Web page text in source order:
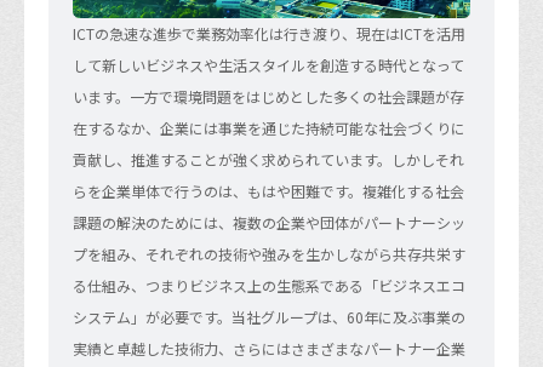
ICTの急速な進歩で業務効率化は行き渡り、現在はICTを活用
して新しいビジネスや生活スタイルを創造する時代となって
います。一方で環境問題をはじめとした多くの社会課題が存
在するなか、企業には事業を通じた持続可能な社会づくりに
貢献し、推進することが強く求められています。しかしそれ
らを企業単体で行うのは、もはや困難です。複雑化する社会
課題の解決のためには、複数の企業や団体がパートナーシッ
プを組み、それぞれの技術や強みを生かしながら共存共栄す
る仕組み、つまりビジネス上の生態系である「ビジネスエコ
システム」が必要です。当社グループは、60年に及ぶ事業の
実績と卓越した技術力、さらにはさまざまなパートナー企業